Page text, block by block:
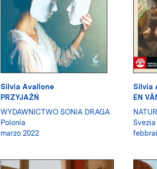
Silvia Avallone
PRZYJAŹŃ
WYDAWNICTWO SONIA DRAGA
Polonia
marzo 2022
Silvia
EN
Svezia